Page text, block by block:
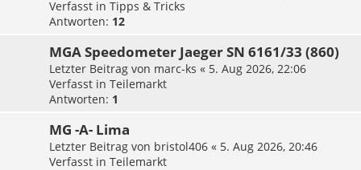
Verfasst in Tipps & Tricks
Antworten: 12
MGA Speedometer Jaeger SN 6161/33 (860)
Letzter Beitrag von marc-ks « 5. Aug 2026, 22:06
Verfasst in Teilemarkt
Antworten: 1
MG -A- Lima
Letzter Beitrag von bristol406 « 5. Aug 2026, 20:46
Verfasst in Teilemarkt